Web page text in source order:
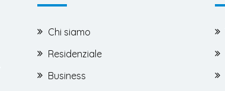
Chi siamo
Residenziale
Business